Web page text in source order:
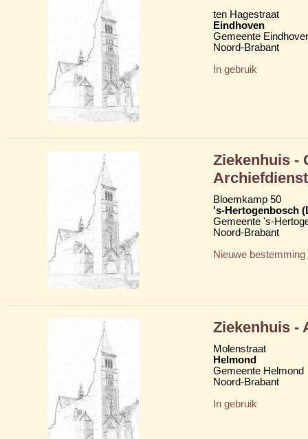
ten Hagestraat
Eindhoven
Gemeente
Noord-Brabant
In gebruik
Ziekenhuis -
Bloemkamp 50
's-Hertogenbosch
Gemeente 's-
Noord-Brabant
Nieuwe bestemming
Ziekenhuis -
Molenstraat
Helmond
Gemeente Helmond
Noord-Brabant
In gebruik